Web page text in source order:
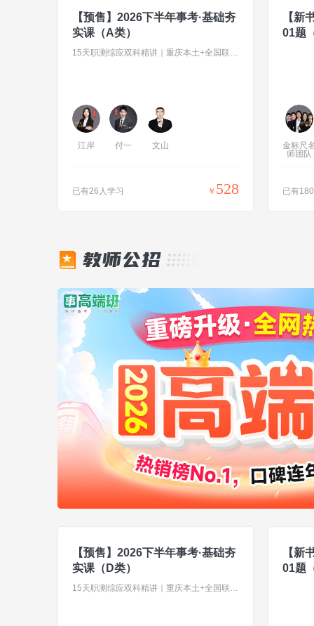
【预售】2026下半年事考·基础夯
实课（A类）
江岸 付一 文山
已有26人学习 ￥ 528
【新
01题
金标尺
师团队
已有
教师公招
【预售】2026下半年事考·基础夯
实课（D类）
【新
01题